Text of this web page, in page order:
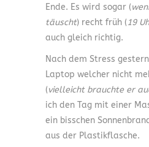
Ende. Es wird sogar (
täuscht) recht früh (19
auch gleich richtig.
Nach dem Stress
Laptop welcher nicht
(vielleicht brauchte er
ich den Tag mit einer
ein bisschen
aus der Plastikflasche.